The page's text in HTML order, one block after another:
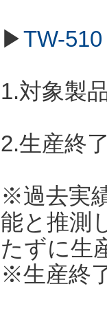
▶TW-
1.対象製
2.生産終
※過去実
能と推測
たずに生
※生産終